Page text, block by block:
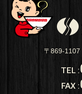
〒869-
TEL :
FAX :